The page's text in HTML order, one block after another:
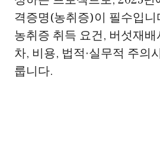
격증명(농취증)이 필수입
농취증 취득 요건, 버섯재
차, 비용, 법적·실무적 주의
룹니다.